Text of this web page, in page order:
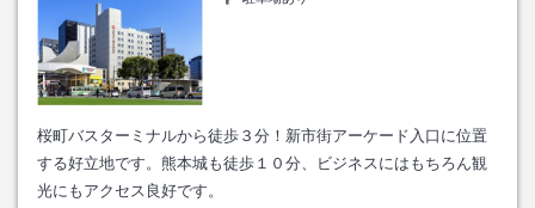
桜町バスターミナルから徒歩３分！新市街アーケード入口に位置
する好立地です。熊本城も徒歩１０分、ビジネスにはもちろん観
光にもアクセス良好です。